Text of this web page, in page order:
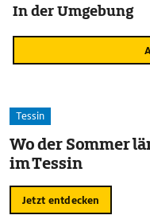
In der Umgebung
Tessin
Wo der Sommer
im Tessin
Jetzt entdecken